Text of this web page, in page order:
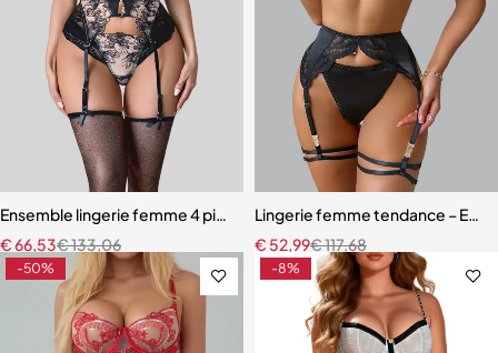
Ensemble lingerie femme 4 pièces – Broderie florale contrastée
€133,06
€66,53
Lingerie femme tendance –
€117,68
€ 52,99
-50% -8%